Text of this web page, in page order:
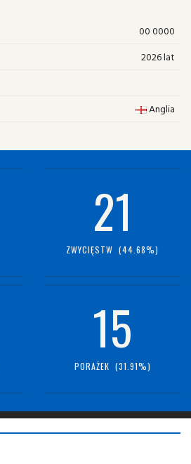
00 0000
2026 lat
Anglia
21
ZWYCIĘSTW (44.68%)
15
PORAŻEK (31.91%)